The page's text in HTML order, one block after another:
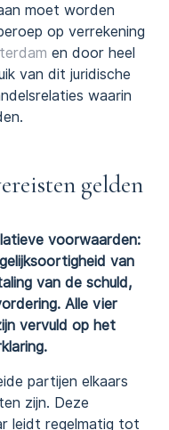
moet worden
op verrekening
en door heel
van dit juridische
waarin
gelden
voorwaarden:
van
van de schuld,
Alle vier
vervuld op het
partijen elkaars
zijn. Deze
leidt regelmatig tot